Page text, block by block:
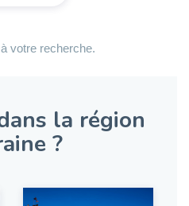
votre recherche.
la région
?